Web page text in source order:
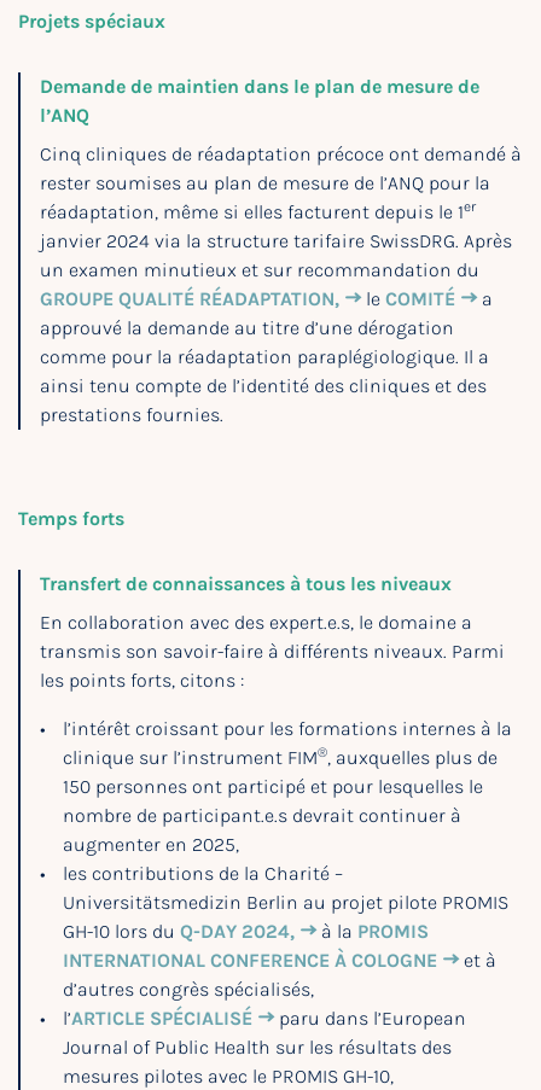
Projets spéciaux
Demande de maintien dans le plan de mesure de
l’ANQ
Cinq cliniques de réadaptation précoce ont demandé à
rester soumises au plan de mesure de l’ANQ pour la
réadaptation, même si elles facturent depuis le 1er
janvier 2024 via la structure tarifaire SwissDRG. Après
un examen minutieux et sur recommandation du
GROUPE QUALITÉ RÉADAPTATION,
le COMITÉ
a
approuvé la demande au titre d’une dérogation
comme pour la réadaptation paraplégiologique. Il a
ainsi tenu compte de l’identité des cliniques et des
prestations fournies.
Temps forts
Transfert de connaissances à tous les niveaux
En collaboration avec des expert.e.s, le domaine a
transmis son savoir-faire à différents niveaux. Parmi
les points forts, citons :
l’intérêt croissant pour les formations internes à la
clinique sur l’instrument FIM®, auxquelles plus de
150 personnes ont participé et pour lesquelles le
nombre de participant.e.s devrait continuer à
augmenter en 2025,
les contributions de la Charité –
Universitätsmedizin Berlin au projet pilote PROMIS
GH-10 lors duQ-DAY 2024, à la PROMIS
INTERNATIONAL CONFERENCE À COLOGNE
et à
d’autres congrès spécialisés,
l’ARTICLE SPÉCIALISÉ
paru dans l’European
Journal of Public Health sur les résultats des
mesures pilotes avec le PROMIS GH-10,